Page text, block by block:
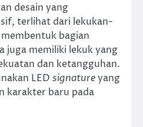
desain yang
terlihat dari lekukan-
bagian
juga memiliki lekuk yang
dan ketangguhan.
LED signatureyang
karakter baru pada